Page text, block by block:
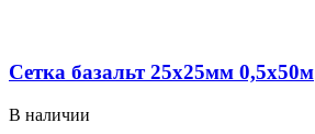
Сетка базальт 25х25мм 0,5х50м
В наличии